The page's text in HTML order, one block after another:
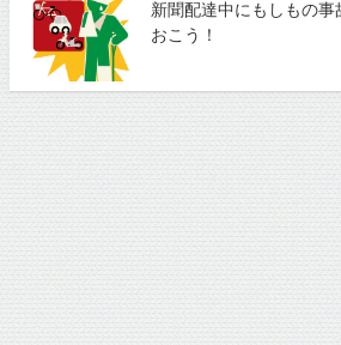
新聞配達中にもしもの
おこう！